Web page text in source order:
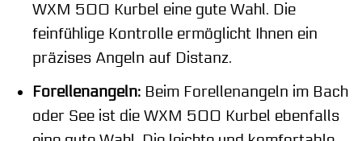
WXM 500 Kurbel eine gute Wahl. Die
feinfühlige Kontrolle ermöglicht Ihnen ein
präzises Angeln auf Distanz.
Forellenangeln:Beim Forellenangeln im Bach
oder See ist die WXM 500 Kurbel ebenfalls